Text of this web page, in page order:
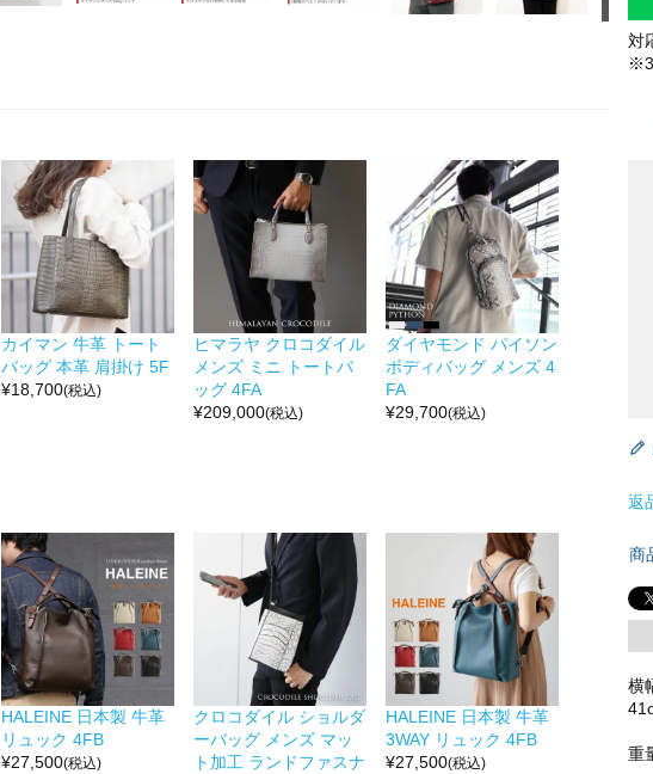
カイマン 牛革 トート
バッグ 本革 肩掛け 5F
¥18,700(税込)
ヒマラヤ クロコダイル
メンズ ミニ トートバ
ッグ 4FA
¥209,000(税込)
ダイヤモンド パイソン
ボディバッグ メンズ 4
FA
¥29,700(税込)
HALEINE 日本製 牛革
リュック 4FB
¥27,500(税込)
クロコダイル ショルダ
ーバッグ メンズ マッ
ト加工 ランドファスナ
HALEINE 日本製 牛革
3WAY リュック 4FB
¥27,500(税込)
対
返
商
横
重